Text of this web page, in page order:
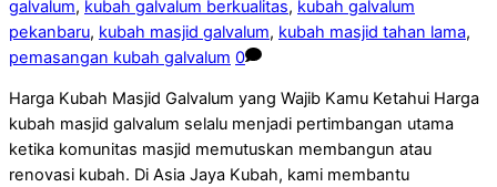
galvalum, kubah galvalum berkualitas, kubah galvalum
pekanbaru, kubah masjid galvalum, kubah masjid tahan lama,
pemasangan kubah galvalum 0
Harga Kubah Masjid Galvalum yang Wajib Kamu Ketahui Harga
kubah masjid galvalum selalu menjadi pertimbangan utama
ketika komunitas masjid memutuskan membangun atau
renovasi kubah. Di Asia Jaya Kubah, kami membantu